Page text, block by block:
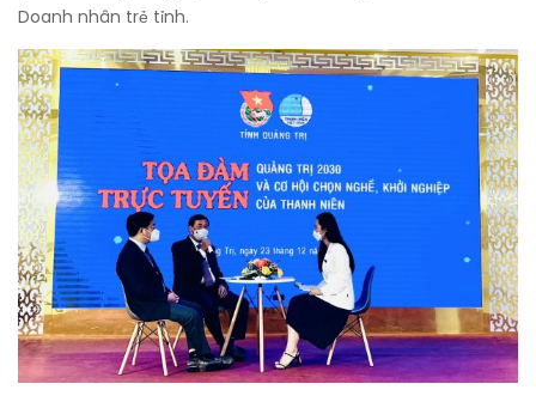
Doanh nhân trẻ tỉnh.